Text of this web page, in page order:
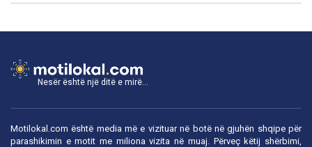
Nesër është një ditë e mirë...
Motilokal.com është media më e vizituar në botë në gjuhën shqipe për
parashikimin e motit me miliona vizita në muaj. Përveç këtij shërbimi,